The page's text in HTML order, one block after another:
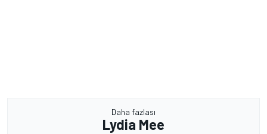
Daha fazlası
Lydia Mee